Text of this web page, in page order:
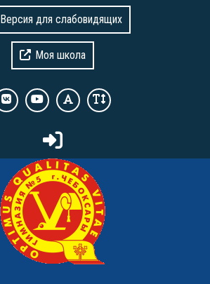
Версия для слабовидящих
Моя школа